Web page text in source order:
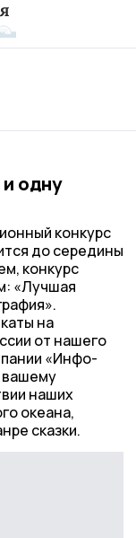
одну
конкурс
до середины
конкурс
«Лучшая
на
от нашего
«Инфо-
вашему
наших
океана,
сказки.